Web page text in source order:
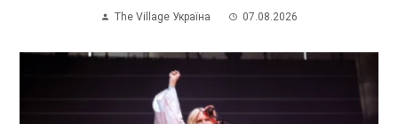
The Village Україна 07.08.2026